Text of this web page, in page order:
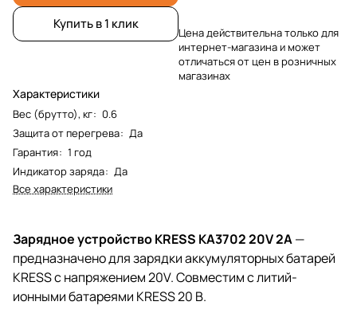
Купить в 1 клик
Характеристики
Вес (брутто), кг: 0.6
Защита от перегрева: Да
Гарантия: 1 год
Индикатор заряда: Да
Все характеристики
Цена действительна только для
интернет-магазина и может
отличаться от цен в розничных
магазинах
Зарядное устройство KRESS KA3702 20V 2A—
предназначено для зарядки аккумуляторных батарей
KRESS с напряжением 20V. Совместим с литий-
ионными батареями KRESS 20 В.